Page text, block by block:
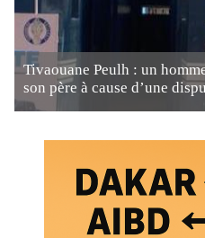
Tivaouane Peulh : un
son père à cause d’une